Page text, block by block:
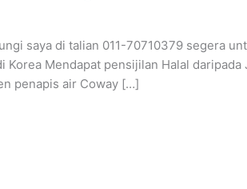
saya di talian 011-70710379 segera
Mendapat pensijilan Halal
penapis air Coway […]